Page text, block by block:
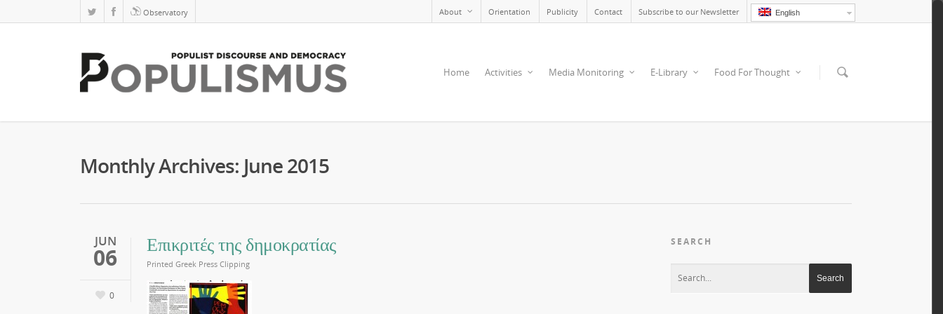
Observatory English
About Orientation Publicity Contact Subscribe to our Newsletter
Home Activities Media Monitoring E-Library Food For Thought
Monthly Archives: June 2015
JUN
06
0
Επικριτές της δημοκρατίας
Printed Greek Press Clipping
SEARCH